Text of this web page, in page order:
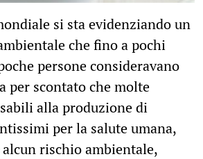
si sta evidenziando un
che fino a pochi
persone consideravano
per scontato che molte
alla produzione di
per la salute umana,
rischio ambientale,